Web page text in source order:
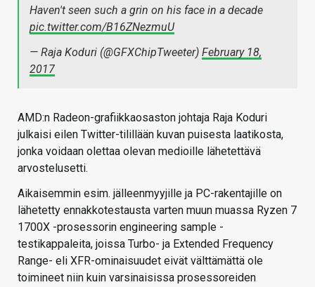
Haven't seen such a grin on his face in a decade
pic.twitter.com/B16ZNezmuU
— Raja Koduri (@GFXChipTweeter) February 18,
2017
AMD:n Radeon-grafiikkaosaston johtaja Raja Koduri
julkaisi eilen Twitter-tilillään kuvan puisesta laatikosta,
jonka voidaan olettaa olevan medioille lähetettävä
arvostelusetti.
Aikaisemmin esim. jälleenmyyjille ja PC-rakentajille on
lähetetty ennakkotestausta varten muun muassa Ryzen 7
1700X -prosessorin engineering sample -
testikappaleita, joissa Turbo- ja Extended Frequency
Range- eli XFR-ominaisuudet eivät välttämättä ole
toimineet niin kuin varsinaisissa prosessoreiden